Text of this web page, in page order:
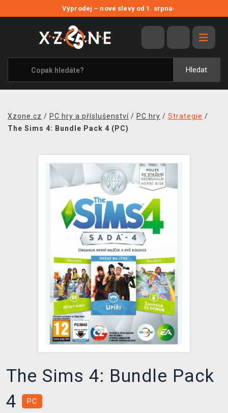
Výprodej – nové slevy od 1. srpna›
Hledat
VÝPRODEJ
VIDEOHRY
XZONE ORIGINALS
TÉMATIKY
MERCHANDISE
XZONE KLUB
TCG & BOARDGAME HUB
VÝKUP HER (BAZAR)
Xzone.cz / PC hry a příslušenství / PC hry / Strategie /
The Sims 4: Bundle Pack 4 (PC)
The Sims 4: Bundle Pack
4
PC